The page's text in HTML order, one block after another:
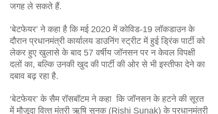
जगह ले सकते हैं.
‘बेटफेयर’ ने कहा है कि मई 2020 में कोविड-19 लॉकडाउन के
दौरान प्रधानमंत्री कार्यालय डाउनिंग स्ट्रीट में हुई ड्रिंक पार्टी को
लेकर हुए खुलासे के बाद 57 वर्षीय जॉनसन पर न केवल विपक्षी
दलों का, बल्कि उनकी खुद की पार्टी की ओर से भी इस्तीफा देने का
दबाव बढ़ रहा है.
‘बेटफेयर’ के सैम रॉसबॉटम ने कहा  कि जॉनसन के हटने की सूरत
में मौजूदा वित्‍त मंत्री ऋषि सुनक (Rishi Sunak) के प्रधानमंत्री